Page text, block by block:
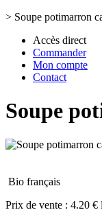
> Soupe potimarron
Accès direct
Commander
Mon compte
Contact
Soupe
Bio français
Prix de vente : 4.20 €